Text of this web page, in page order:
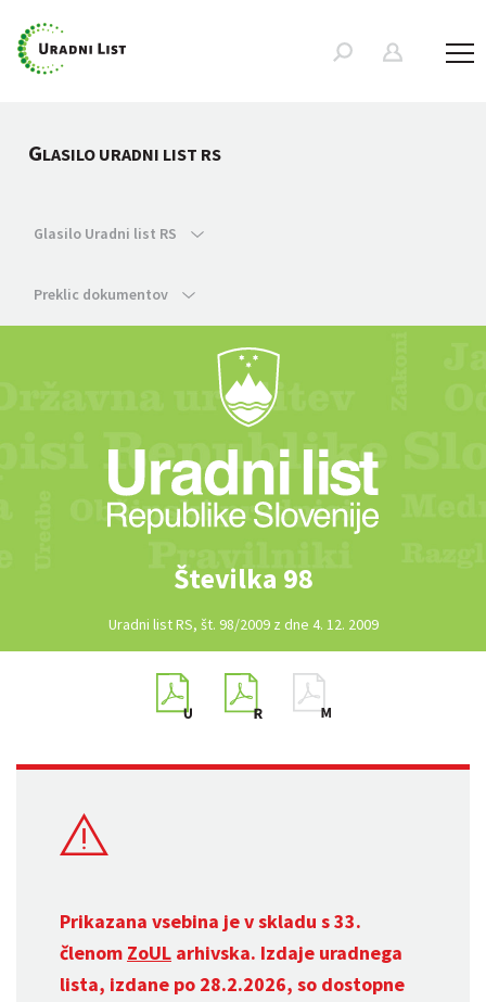
GLASILO URADNI LIST RS
Glasilo Uradni list RS
Preklic dokumentov
Številka 98
Uradni list RS, št. 98/2009 z dne 4. 12. 2009
Prikazana vsebina je v skladu s 33.
členom ZoUL arhivska. Izdaje uradnega
lista, izdane po 28.2.2026, so dostopne